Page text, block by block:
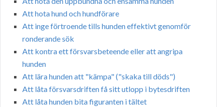
Att hota hund och hundförare
Att inge förtroende tills hunden effektivt genomför
ronderande sök
Att kontra ett försvarsbeteende eller att angripa
hunden
Att lära hunden att "kämpa" ("skaka till döds")
Att låta försvarsdriften få sitt utlopp i bytesdriften
Att låta hunden bita figuranten i tältet